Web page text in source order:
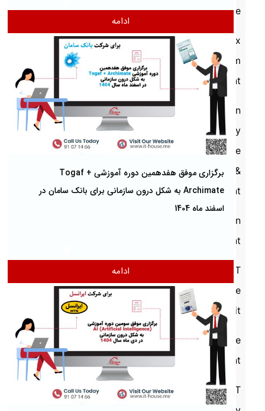
Architecture
Frameworx
Telecom
Management
Information
Security
Architecture
Management
Innovation
Management
IT
Governance
& Audit
IT Service
Management
IT
ادامه
برگزاری موفق هفدهمین دوره آموزشی Togaf +
Archimate به شکل درون سازمانی برای بانک سامان در
اسفند ماه 1404
ادامه